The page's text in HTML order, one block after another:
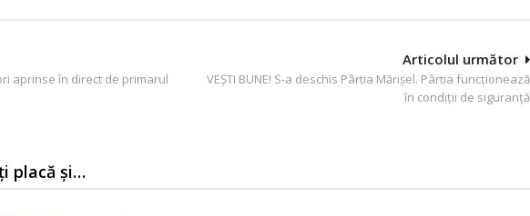
Articolul următor
VEȘTI BUNE! S-a deschis Pârtia Mărişel. Pârtia funcționează
în condiții de siguranță
aprinse în direct de primarul
placă și…